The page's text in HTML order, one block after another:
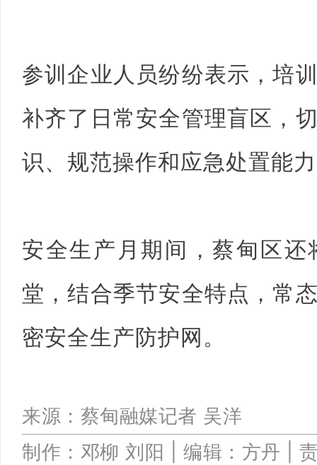
参训企业人员纷纷表示，培
补齐了日常安全管理盲区，
识、规范操作和应急处置能
安全生产月期间，蔡甸区
堂，结合季节安全特点，常
密安全生产防护网。
来源：蔡甸融媒记者 吴洋
制作：邓柳刘阳 编辑：方丹 |